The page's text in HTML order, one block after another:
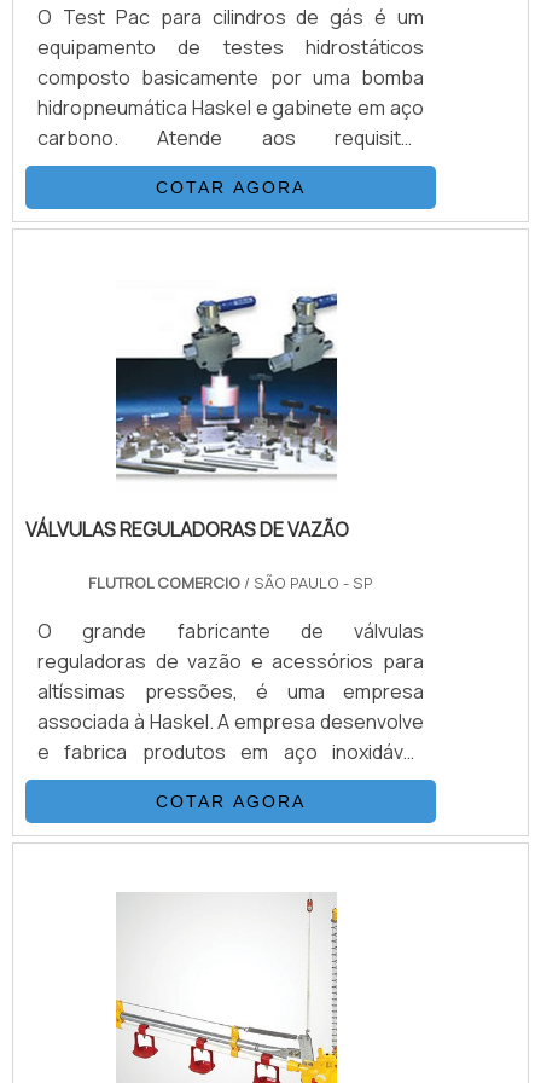
O Test Pac para cilindros de gás é um
equipamento de testes hidrostáticos
composto basicamente por uma bomba
hidropneumática Haskel e gabinete em aço
carbono. Atende aos requisitos
estabelecidos pela portaria INMETRO/IPEM
para testes de expansão volumétrica.
Outros produtos disponíveis são
como camisa d´água, paine de buretas
(Certificado RBC) e etc.Acionados por ar
comprimido de compressor, alguns
modelos conseguem gerar altas pressões
hidráulicas reguláv.
COTAR AGORA
VÁLVULAS REGULADORAS DE VAZÃO
FLUTROL COMERCIO / SÃO PAULO - SP
O grande fabricante de válvulas
reguladoras de vazão e acessórios para
altíssimas pressões, é uma empresa
associada à Haskel. A empresa desenvolve
e fabrica produtos em aço inoxidável,
monel e hasteloy, seus principais ítens são
Válvulas Esfera, Agulha, Retenção, Tubos
Conexões e Niple. Também fornece
atuadas e conexões. Suas principais
aplicações são sistemas hidráulicos,
equipamentos e sistemas para gases e
aplicações para Sub-Sea.VANTAGENS QUE
NORMALMEN.
COTAR AGORA